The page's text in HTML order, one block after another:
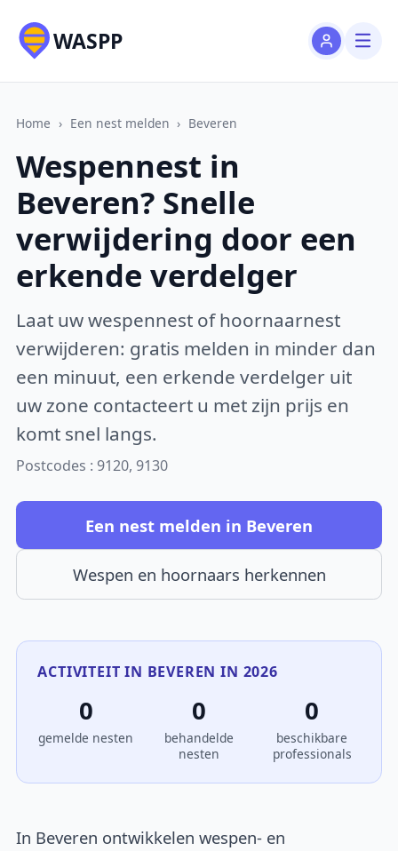
WASPP
Home › Een nest melden › Beveren
Wespennest in
Beveren? Snelle
verwijdering door een
erkende verdelger
Laat uw wespennest of hoornaarnest
verwijderen: gratis melden in minder dan
een minuut, een erkende verdelger uit
uw zone contacteert u met zijn prijs en
komt snel langs.
Postcodes : 9120, 9130
Een nest melden in Beveren
Wespen en hoornaars herkennen
ACTIVITEIT IN BEVEREN IN 2026
0
gemelde nesten
0
behandelde
nesten
0
beschikbare
professionals
In Beveren ontwikkelen wespen- en